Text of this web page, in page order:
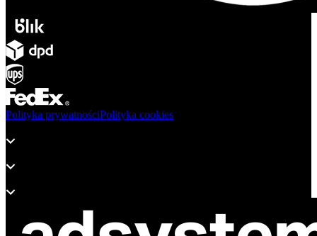
Polityka prywatnościPolityka cookies